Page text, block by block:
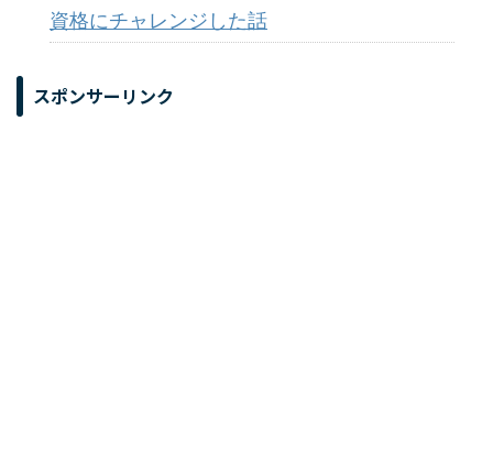
資格にチャレンジした話
スポンサーリンク